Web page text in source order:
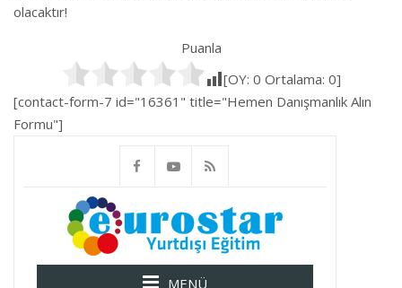
olacaktır!
Puanla
[OY: 0 Ortalama: 0]
[contact-form-7 id="16361" title="Hemen Danışmanlık Alın
Formu"]